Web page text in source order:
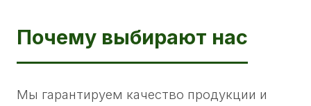
Почему выбирают нас
Мы гарантируем качество продукции и